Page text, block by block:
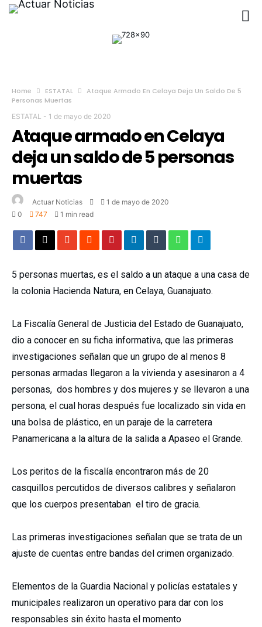
Home ESTATAL
Ataque Armado En Celaya Deja Un Saldo De 5
Personas Muertas
ESTATAL - 1 de mayo de 2020
Ataque armado en Celaya
deja un saldo de 5 personas
muertas
Actuar Noticias
1 de mayo de 2020
0
747 1 min read
5 personas muertas, es el saldo a un ataque a una casa de
la colonia Hacienda Natura, en Celaya, Guanajuato.
La Fiscalía General de Justicia del Estado de Guanajuato,
dio a conocer en su ficha informativa, que las primeras
investigaciones señalan que un grupo de al menos 8
personas armadas llegaron a la vivienda y asesinaron a 4
personas, dos hombres y dos mujeres y se llevaron a una
persona, el cual horas después fue localizado sin vida en
una bolsa de plástico, en un paraje de la carretera
Panamericana a la altura de la salida a Apaseo el Grande.
Los peritos de la fiscalía encontraron más de 20
casquillos percutidos de diversos calibres y señalaron
que los cuerpos presentaban el tiro de gracia.
Las primeras investigaciones señalan que se trata de un
ajuste de cuentas entre bandas del crimen organizado.
Elementos de la Guardia Nacional y policías estatales y
municipales realizaron un operativo para dar con los
responsables sin éxito hasta el momento